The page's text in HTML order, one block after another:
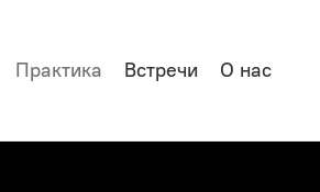
Практика Встречи О нас